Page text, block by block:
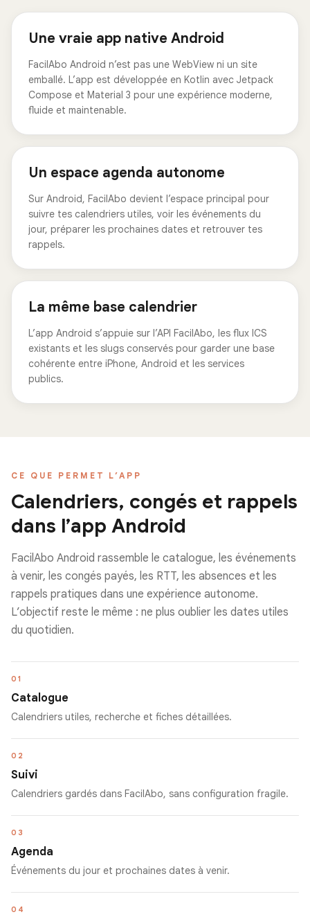
Une vraie app native Android
FacilAbo Android n’est pas une WebView ni un site
emballé. L’app est développée en Kotlin avec Jetpack
Compose et Material 3 pour une expérience moderne,
fluide et maintenable.
Un espace agenda autonome
Sur Android, FacilAbo devient l’espace principal pour
suivre tes calendriers utiles, voir les événements du
jour, préparer les prochaines dates et retrouver tes
rappels.
La même base calendrier
L’app Android s’appuie sur l’API FacilAbo, les flux ICS
existants et les slugs conservés pour garder une base
cohérente entre iPhone, Android et les services
publics.
CE QUE PERMET L’APP
Calendriers, congés et rappels
dans l’app Android
FacilAbo Android rassemble le catalogue, les événements
à venir, les congés payés, les RTT, les absences et les
rappels pratiques dans une expérience autonome.
L’objectif reste le même : ne plus oublier les dates utiles
du quotidien.
01
Catalogue
Calendriers utiles, recherche et fiches détaillées.
02
Suivi
Calendriers gardés dans FacilAbo, sans configuration fragile.
03
Agenda
Événements du jour et prochaines dates à venir.
04